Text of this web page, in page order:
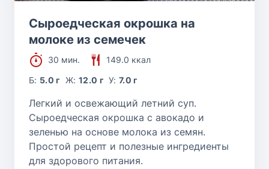
Сыроедческая окрошка на
молоке из семечек
30 мин.
149.0 ккал
Б: 5.0 г Ж: 12.0 г У:7.0 г
Легкий и освежающий летний суп.
Сыроедческая окрошка с авокадо и
зеленью на основе молока из семян.
Простой рецепт и полезные ингредиенты
для здорового питания.